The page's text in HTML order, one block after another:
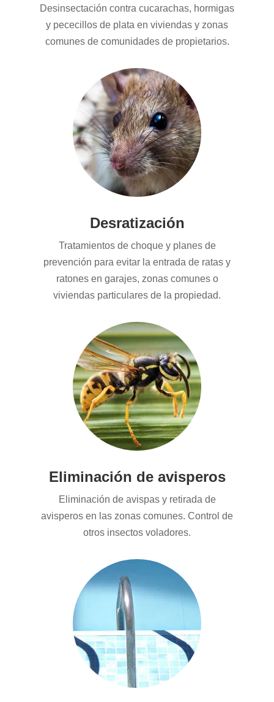
Desinsectación contra cucarachas, hormigas
y pececillos de plata en viviendas y zonas
comunes de comunidades de propietarios.
Desratización
Tratamientos de choque y planes de
prevención para evitar la entrada de ratas y
ratones en garajes, zonas comunes o
viviendas particulares de la propiedad.
Eliminación de avisperos
Eliminación de avispas y retirada de
avisperos en las zonas comunes. Control de
otros insectos voladores.